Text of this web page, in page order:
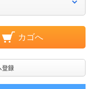
カゴへ
登録